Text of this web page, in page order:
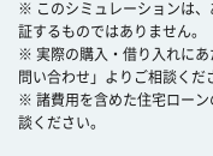
※ このシミュレーションは、
証するものではありません。
※ 実際の購入・借り入れにあ
問い合わせ」よりご相談くだ
※ 諸費用を含めた住宅ローン
談ください。